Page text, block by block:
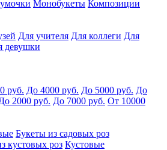
Монобукеты Композиции
Для учителя Для коллеги Для
девушки
руб. До 4000 руб. До 5000 руб. До
2000 руб. До 7000 руб. От 10000
Букеты из садовых роз
кустовых роз Кустовые